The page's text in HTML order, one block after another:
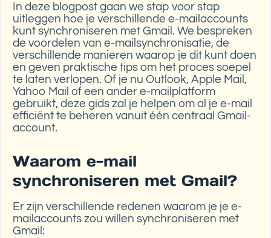
In deze blogpost gaan we stap voor stap
uitleggen hoe je verschillende e-mailaccounts
kunt synchroniseren met Gmail. We bespreken
de voordelen van e-mailsynchronisatie, de
verschillende manieren waarop je dit kunt doen
en geven praktische tips om het proces soepel
te laten verlopen. Of je nu Outlook, Apple Mail,
Yahoo Mail of een ander e-mailplatform
gebruikt, deze gids zal je helpen om al je e-mail
efficiënt te beheren vanuit één centraal Gmail-
account.
Waarom e-mail
synchroniseren met Gmail?
Er zijn verschillende redenen waarom je je e-
mailaccounts zou willen synchroniseren met
Gmail: